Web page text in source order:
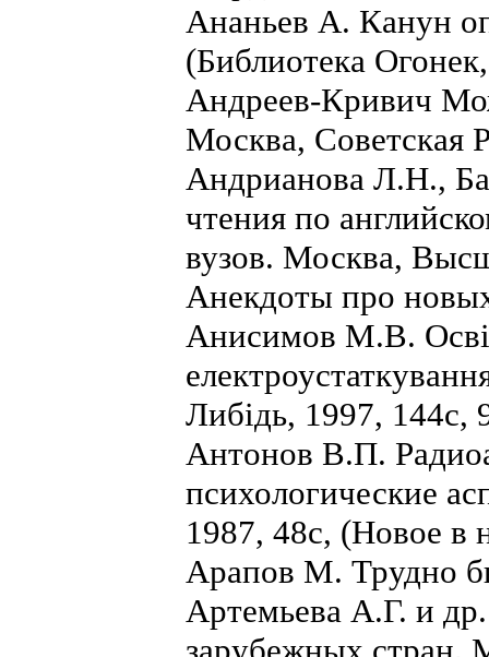
Ананьев А. Канун
(Библиотека
Андреев-Кривич
Москва, Советская
Андрианова Л.Н.,
чтения по
вузов. Москва,
Анекдоты про
Анисимов М.В.
Либiдь, 1997, 144с,
Антонов В.П.
психологические
1987, 48с, (Новое в
Арапов М. Трудно
Артемьева А.Г. и